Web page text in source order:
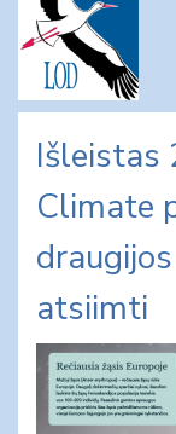
content
Išleistas
Climate
atsiimti